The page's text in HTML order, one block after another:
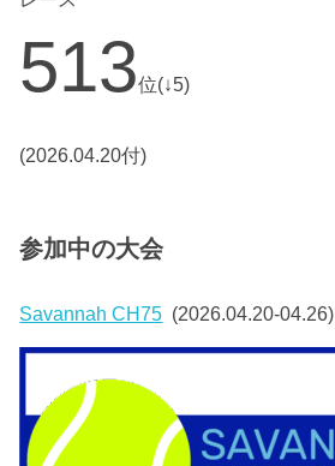
513位(↓5)
(2026.04.20付)
参加中の大会
Savannah CH75 (2026.04.20-04.26)